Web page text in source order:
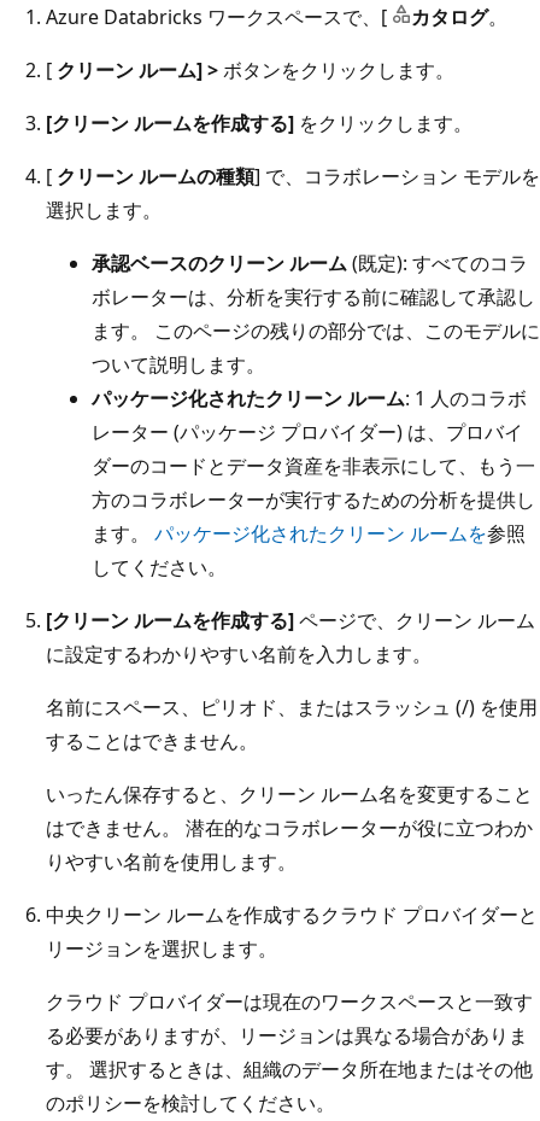
Azure Databricks ワークスペースで、[
カタログ。
[ クリーン ルーム] >ボタンをクリックします。
[クリーン ルームを作成する] をクリックします。
[ クリーン ルームの種類] で、コラボレーション モデルを
選択します。
承認ベースのクリーン ルーム(既定): すべてのコラ
ボレーターは、分析を実行する前に確認して承認し
ます。 このページの残りの部分では、このモデルに
ついて説明します。
パッケージ化されたクリーン ルーム: 1 人のコラボ
レーター (パッケージ プロバイダー) は、プロバイ
ダーのコードとデータ資産を非表示にして、もう一
方のコラボレーターが実行するための分析を提供し
ます。 パッケージ化されたクリーン ルームを参照
してください。
[クリーン ルームを作成する]ページで、クリーン ルーム
に設定するわかりやすい名前を入力します。
名前にスペース、ピリオド、またはスラッシュ (/) を使用
することはできません。
いったん保存すると、クリーン ルーム名を変更すること
はできません。 潜在的なコラボレーターが役に立つわか
りやすい名前を使用します。
中央クリーン ルームを作成するクラウド プロバイダーと
リージョンを選択します。
クラウド プロバイダーは現在のワークスペースと一致す
る必要がありますが、リージョンは異なる場合がありま
す。 選択するときは、組織のデータ所在地またはその他
のポリシーを検討してください。